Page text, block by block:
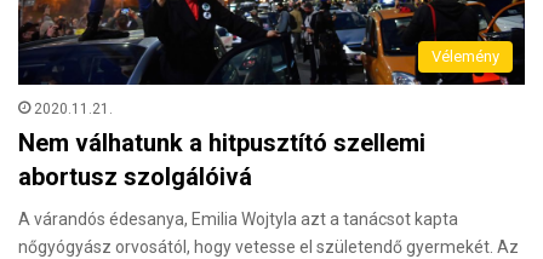
Vélemény
2020.11.21.
Nem válhatunk a hitpusztító szellemi
abortusz szolgálóivá
A várandós édesanya, Emilia Wojtyla azt a tanácsot kapta
nőgyógyász orvosától, hogy vetesse el születendő gyermekét. Az